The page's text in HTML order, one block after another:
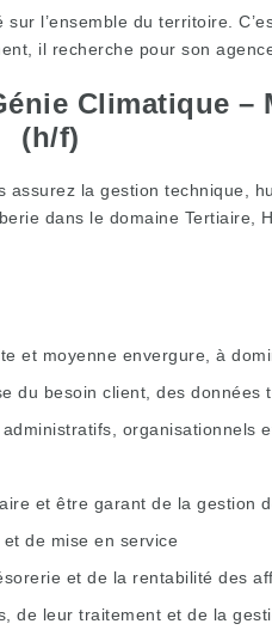
l’ensemble du territoire.
il recherche pour son
Climatique –
(h/f)
assurez la gestion technique,
dans le domaine Tertiaire,
et moyenne envergure, à
du besoin client, des données
organisationnels
et être garant de la gestion
de mise en service
et de la rentabilité des
de leur traitement et de la